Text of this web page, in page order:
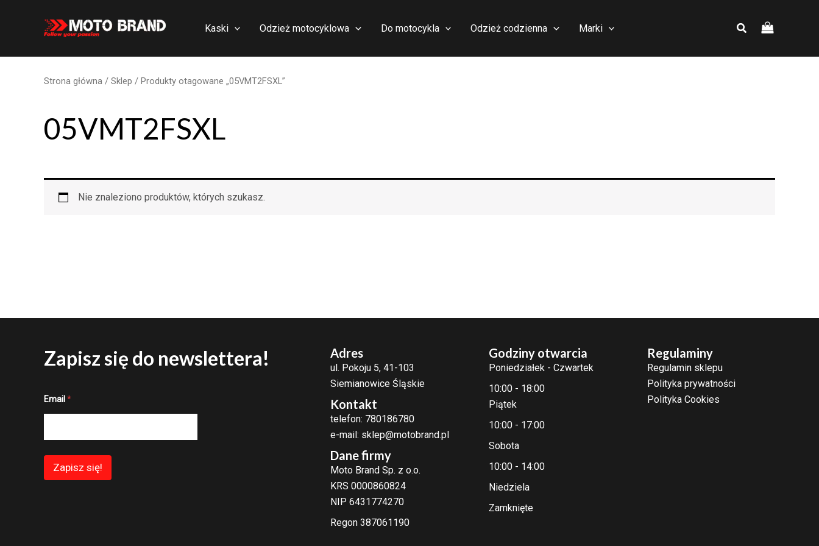
Kaski Odzież motocyklowa Do motocykla Odzież codzienna Marki
Strona główna / Sklep / Produkty otagowane „05VMT2FSXL”
05VMT2FSXL
Nie znaleziono produktów, których szukasz.
Zapisz się do newslettera!
E
l
Email *
Zapisz się!
Adres
ul. Pokoju 5, 41-103
Siemianowice Śląskie
Kontakt
telefon: 780186780
e-mail: sklep@motobrand.pl
Dane firmy
Moto Brand Sp. z o.o.
KRS 0000860824
NIP 6431774270
Regon 387061190
Godziny otwarcia
Poniedziałek - Czwartek
10:00 - 18:00
Piątek
10:00 - 17:00
Sobota
10:00 - 14:00
Niedziela
Zamknięte
Regulaminy
Regulamin sklepu
Polityka prywatności
Polityka Cookies